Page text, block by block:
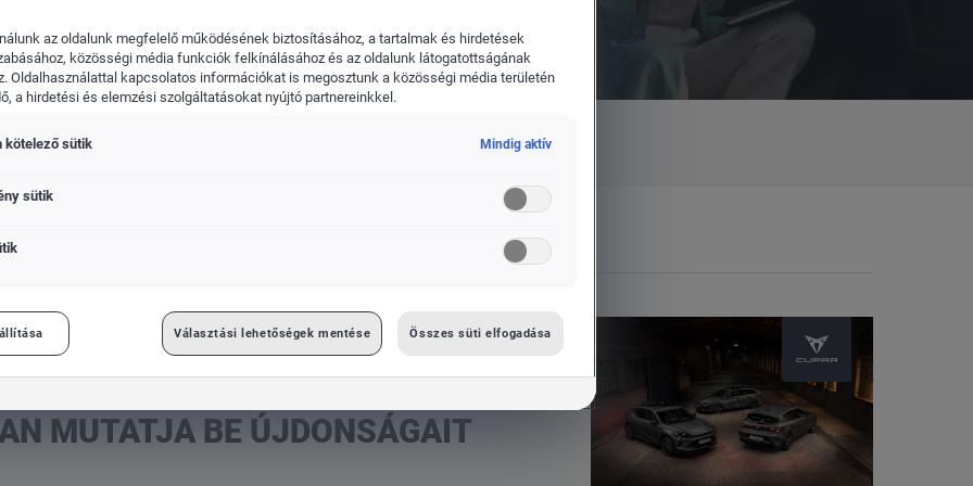
MUTATJA BE ÚJDONSÁGAIT
az oldalunk megfelelő működésének biztosításához, a tartalmak és hirdetések
közösségi média funkciók felkínálásához és az oldalunk látogatottságának
Oldalhasználattal kapcsolatos információkat is megosztunk a közösségi média területén
a hirdetési és elemzési szolgáltatásokat nyújtó partnereinkkel.
kötelező sütik Mindig aktív
sütik
Választási lehetőségek mentése Összes süti elfogadása